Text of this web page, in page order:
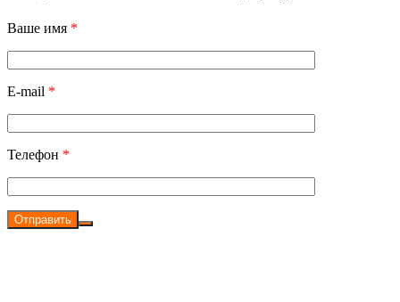
Ваше имя *
E-mail *
Телефон *
Отправить